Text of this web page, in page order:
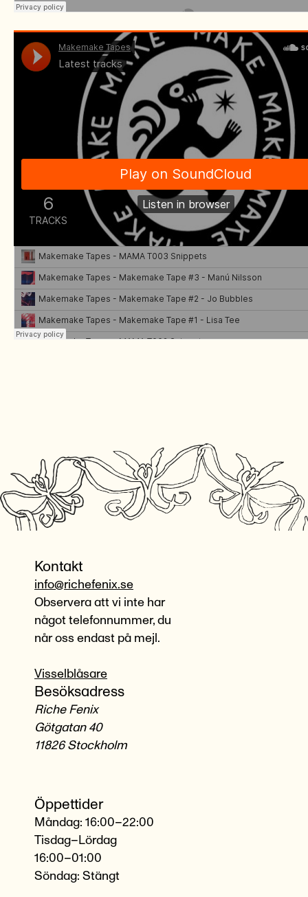
Öppettider
Måndag: 16:00–22:00
Tisdag–Lördag
16:00–01:00
Söndag: Stängt
Kontakt
info@richefenix.se
Observera att vi inte har
något telefonnummer, du
når oss endast på mejl.
Visselblåsare
Besöksadress
Riche Fenix
Götgatan 40
11826 Stockholm